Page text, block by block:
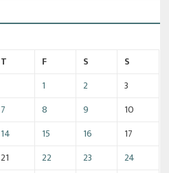
T F S
S
1
2
3
7 8 9
10
14 15 16
17
21 22 23
24